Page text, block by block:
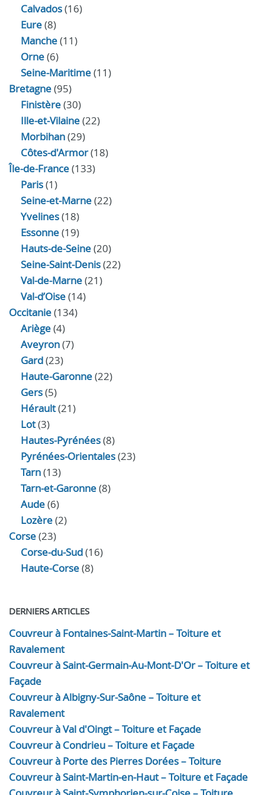
Calvados(16)
Eure(8)
Manche(11)
Orne(6)
Seine-Maritime(11)
Bretagne(95)
Finistère(30)
Ille-et-Vilaine(22)
Morbihan(29)
Côtes-d'Armor(18)
Île-de-France(133)
Paris(1)
Seine-et-Marne(22)
Yvelines(18)
Essonne(19)
Hauts-de-Seine(20)
Seine-Saint-Denis(22)
Val-de-Marne(21)
Val-d’Oise(14)
Occitanie(134)
Ariège(4)
Aveyron(7)
Gard(23)
Haute-Garonne(22)
Gers(5)
Hérault(21)
Lot(3)
Hautes-Pyrénées(8)
Pyrénées-Orientales(23)
Tarn(13)
Tarn-et-Garonne(8)
Aude(6)
Lozère(2)
Corse(23)
Corse-du-Sud(16)
Haute-Corse(8)
DERNIERS ARTICLES
Couvreur à Fontaines-Saint-Martin – Toiture et
Ravalement
Couvreur à Saint-Germain-Au-Mont-D'Or – Toiture et
Façade
Couvreur à Albigny-Sur-Saône – Toiture et
Ravalement
Couvreur à Val d'Oingt – Toiture et Façade
Couvreur à Condrieu – Toiture et Façade
Couvreur à Porte des Pierres Dorées – Toiture
Couvreur à Saint-Martin-en-Haut – Toiture et Façade